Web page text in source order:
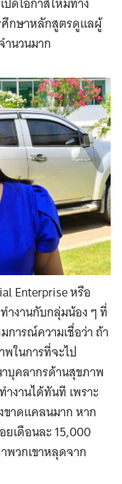
กษาหลักสูตรดูแลผู้
ำนวนมาก
Enterprise หรือ
ำงานกับกลุ่มน้อง ๆ ที่
การณ์ความเชื่อว่า ถ้า
ในการที่จะไป
บุคลากรด้านสุขภาพ
งานได้ทันที เพราะ
าดแคลนมาก หาก
ยเดือนละ 15,000
พวกเขาหลุดจาก